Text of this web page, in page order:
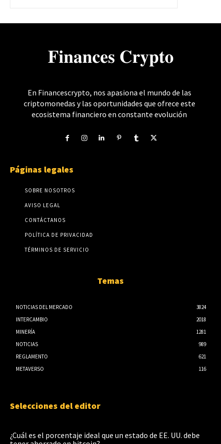
𝐅𝐢𝐧𝐚𝐧𝐜𝐞𝐬 𝐂𝐫𝐲𝐩𝐭𝐨
En Financescrypto, nos apasiona el mundo de las
criptomonedas y las oportunidades que ofrece este
ecosistema financiero en constante evolución
Páginas legales
SOBRE NOSOTROS
AVISO LEGAL
CONTÁCTANOS
POLÍTICA DE PRIVACIDAD
TÉRMINOS DE SERVICIO
Temas
NOTICIAS DEL MERCADO
3824
INTERCAMBIO
2018
MINERÍA
1281
NOTICIAS
989
REGLAMENTO
621
METAVERSO
116
Selecciones del editor
¿Cuál es el porcentaje ideal que un estado de EE. UU. debe